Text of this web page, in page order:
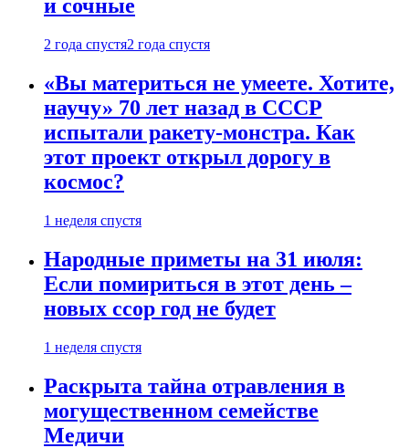
и сочные
2 года спустя2 года спустя
«Вы материться не умеете. Хотите,
научу» 70 лет назад в СССР
испытали ракету-монстра. Как
этот проект открыл дорогу в
космос?
1 неделя спустя
Народные приметы на 31 июля:
Если помириться в этот день –
новых ссор год не будет
1 неделя спустя
Раскрыта тайна отравления в
могущественном семействе
Медичи